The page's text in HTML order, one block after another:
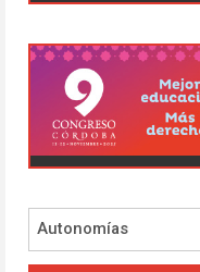
Autonomías